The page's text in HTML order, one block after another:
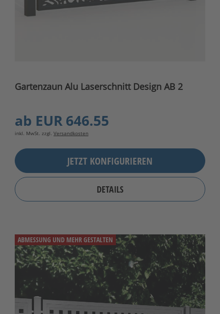
Gartenzaun Alu Laserschnitt Design AB 2
ab EUR 646.55
inkl. MwSt. zzgl. Versandkosten
JETZT KONFIGURIEREN
DETAILS
ABMESSUNG UND MEHR GESTALTEN